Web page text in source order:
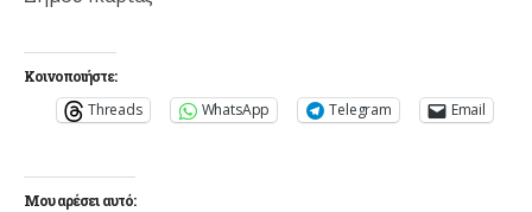
Κοινοποιήστε:
Threads WhatsApp Telegram Email
Μου αρέσει αυτό: